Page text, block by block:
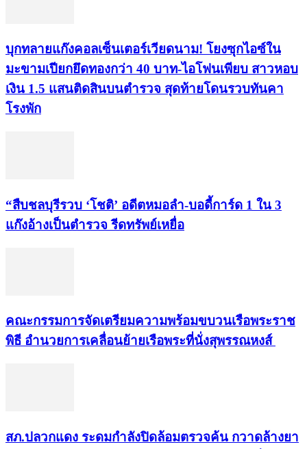
บุกทลายแก๊งคอลเซ็นเตอร์เวียดนาม! โยงซุกไอซ์ใน
มะขามเปียกยึดทองกว่า 40 บาท-ไอโฟนเพียบ สาวหอบ
เงิน 1.5 แสนติดสินบนตำรวจ สุดท้ายโดนรวบทันคา
โรงพัก
“สืบชลบุรีรวบ ‘โชติ’ อดีตหมอลำ-บอดี้การ์ด 1 ใน 3
แก๊งอ้างเป็นตำรวจ รีดทรัพย์เหยื่อ
คณะกรรมการจัดเตรียมความพร้อมขบวนเรือพระราช
พิธี อำนวยการเคลื่อนย้ายเรือพระที่นั่งสุพรรณหงส์
สภ.ปลวกแดง ระดมกำลังปิดล้อมตรวจค้น กวาดล้างยา